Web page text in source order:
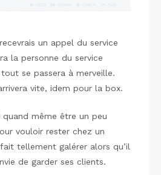
un appel du service
la personne du service
se passera à merveille.
vite, idem pour la box.
même être un peu
vouloir rester chez un
tellement galérer alors qu’il
de garder ses clients.